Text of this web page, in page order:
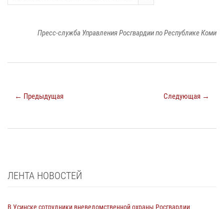
Пресс-служба Управления Росгвардии по Республике Коми
← Предыдущая Следующая →
ЛЕНТА НОВОСТЕЙ
В Усинске сотрудники вневедомственной охраны Росгвардии